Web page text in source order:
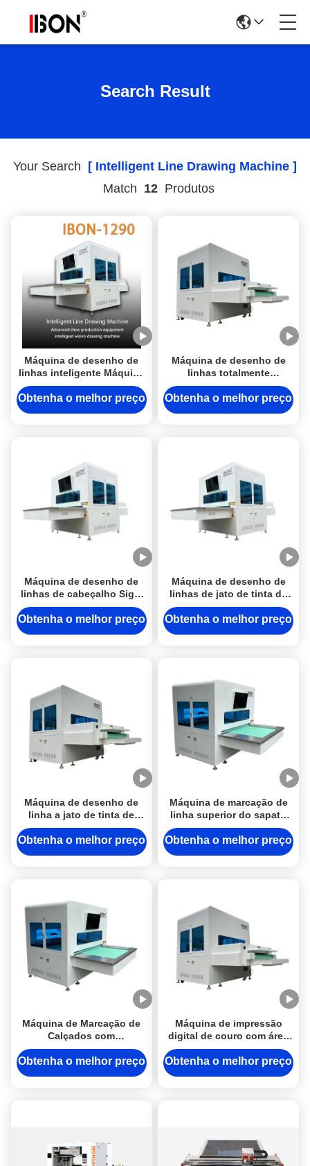
Search Result
Your Search [ Intelligent Line Drawing Machine ]
Match 12Produtos
Máquina de desenho de
linhas inteligente Máquina
automática de marcação
de linhas 3kw Para calçado
Obtenha o melhor preço
Máquina de desenho de
linhas totalmente
automática 220v Máquina
de marcação de sapatos
Obtenha o melhor preço
Máquina de desenho de
linhas de cabeçalho Sigle
Máquina de impressão de
couro 3kw 3000 -
Obtenha o melhor preço
Máquina de desenho de
linhas de jato de tinta de
cabeça dupla para calçado
Obtenha o melhor preço
Máquina de desenho de
linha a jato de tinta de
cabeça dupla com área de
trabalho de 1200 x 900 mm
Obtenha o melhor preço
Máquina de marcação de
linha superior do sapato
Máquina de marcação de
tecido de controle por
computador Alta precisão
Obtenha o melhor preço
Máquina de Marcação de
Calçados com
Reconhecimento Visual
Inteligente Totalmente
Obtenha o melhor preço
Máquina de impressão
digital de couro com área
de trabalho de 1200 x 900
mm, controle de
Obtenha o melhor preço